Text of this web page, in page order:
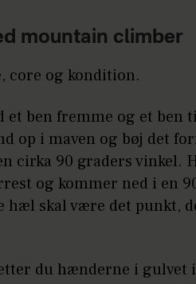
mountain climber
core og kondition.
et ben fremme og et ben
op i maven og bøj det
cirka 90 graders vinkel.
og kommer ned i en
hæl skal være det punkt,
du hænderne i gulvet